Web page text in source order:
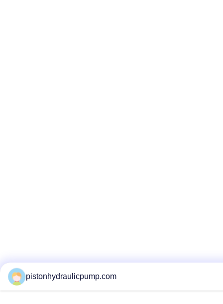
pistonhydraulicpump.com